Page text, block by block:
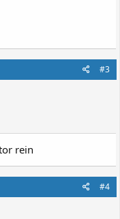
#3
rein
#4